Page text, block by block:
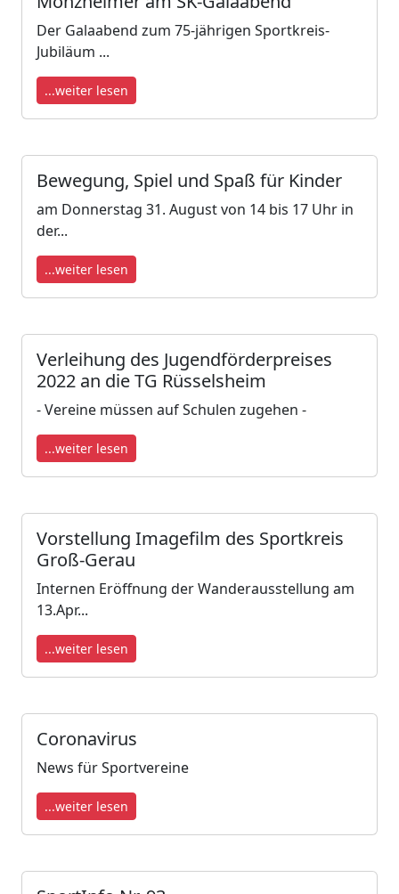
Der Galaabend zum 75-jährigen Sportkreis-
Jubiläum ...
...weiter lesen
Bewegung, Spiel und Spaß für Kinder
am Donnerstag 31. August von 14 bis 17 Uhr in
der...
...weiter lesen
Verleihung des Jugendförderpreises
2022 an die TG Rüsselsheim
- Vereine müssen auf Schulen zugehen -
...weiter lesen
Vorstellung Imagefilm des Sportkreis
Groß-Gerau
Internen Eröffnung der Wanderausstellung am
13.Apr...
...weiter lesen
Coronavirus
News für Sportvereine
...weiter lesen